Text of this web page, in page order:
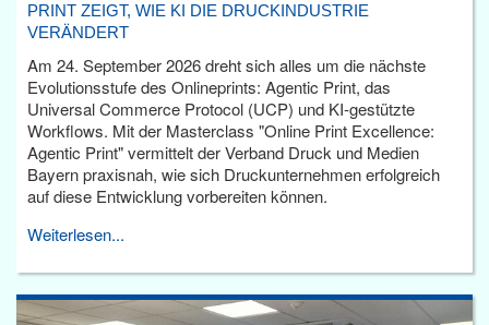
PRINT ZEIGT, WIE KI DIE DRUCKINDUSTRIE
VERÄNDERT
Am 24. September 2026 dreht sich alles um die nächste
Evolutionsstufe des Onlineprints: Agentic Print, das
Universal Commerce Protocol (UCP) und KI-gestützte
Workflows. Mit der Masterclass "Online Print Excellence:
Agentic Print" vermittelt der Verband Druck und Medien
Bayern praxisnah, wie sich Druckunternehmen erfolgreich
auf diese Entwicklung vorbereiten können.
Weiterlesen...